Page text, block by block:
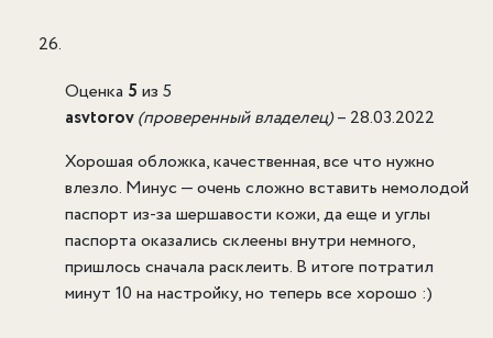
Оценка 5 из 5
asvtorov(проверенный владелец)– 28.03.2022
Хорошая обложка, качественная, все что нужно
влезло. Минус — очень сложно вставить немолодой
паспорт из-за шершавости кожи, да еще и углы
паспорта оказались склеены внутри немного,
пришлось сначала расклеить. В итоге потратил
минут 10 на настройку, но теперь все хорошо :)